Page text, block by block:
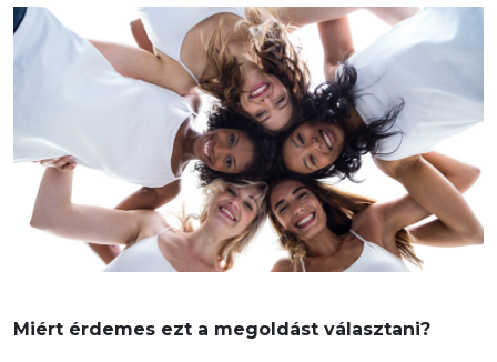
Miért érdemes ezt a megoldást választani?